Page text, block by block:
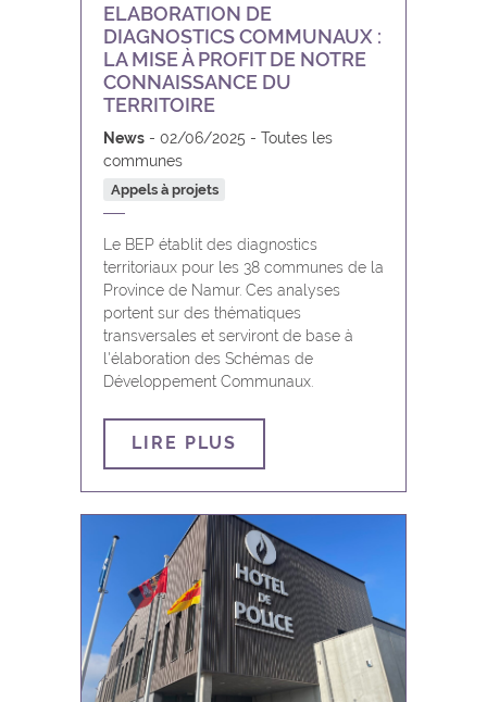
ELABORATION DE
DIAGNOSTICS COMMUNAUX :
LA MISE À PROFIT DE NOTRE
CONNAISSANCE DU
TERRITOIRE
News 02/06/2025
Toutes les
communes
Appels à projets
Le BEP établit des diagnostics
territoriaux pour les 38 communes de la
Province de Namur. Ces analyses
portent sur des thématiques
transversales et serviront de base à
l'élaboration des Schémas de
Développement Communaux.
LIRE PLUS